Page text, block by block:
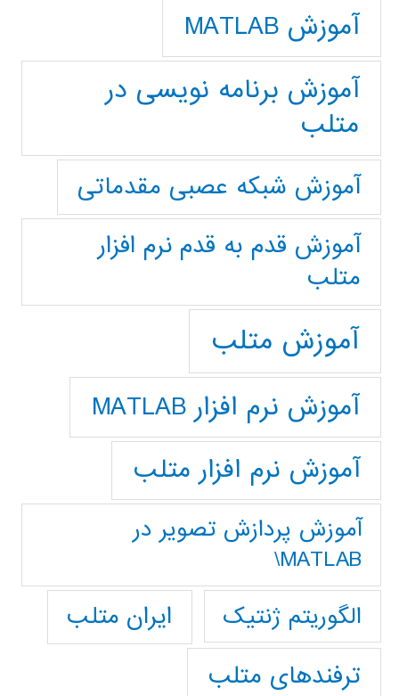
آموزش MATLAB
آموزش برنامه نویسی در
متلب
آموزش شبکه عصبی مقدماتی
آموزش قدم به قدم نرم افزار
متلب
آموزش متلب
آموزش نرم افزار MATLAB
آموزش نرم افزار متلب
آموزش پردازش تصوير در
MATLAB\
الگوریتم ژنتیک
ایران متلب
ترفندهای متلب